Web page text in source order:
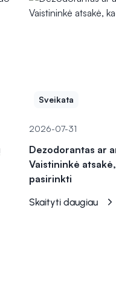
Sveikata
2026-07-31
Dezodorantas ar
Vaistininkė
pasirinkti
Skaityti daugiau